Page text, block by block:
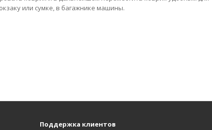
или сумке, в багажнике машины.
Поддержка клиентов